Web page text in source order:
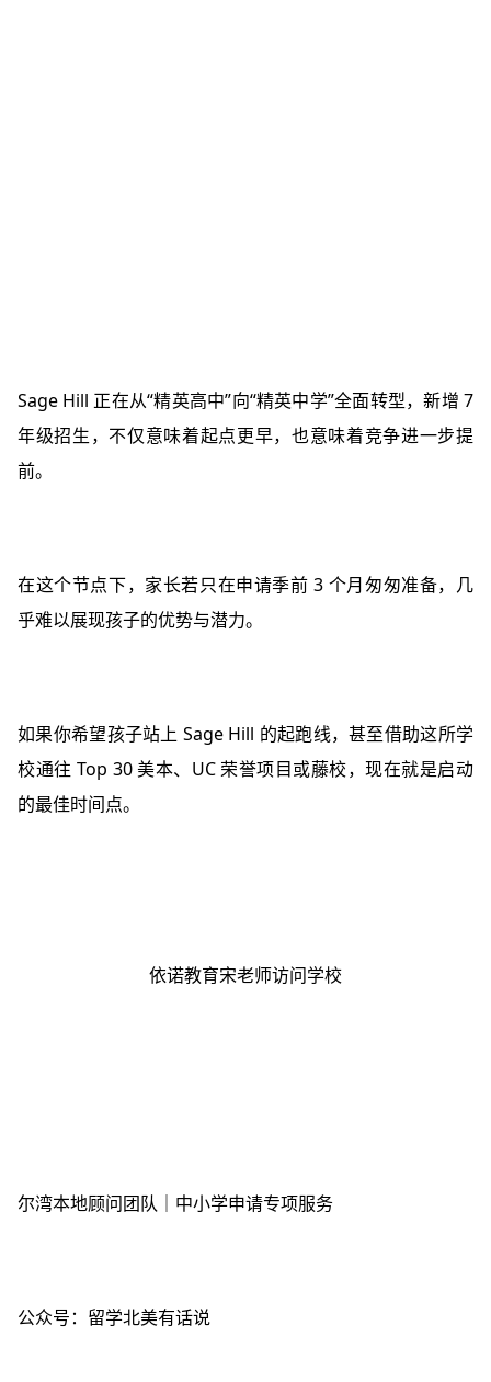
Sage Hill 正在从“精英高中”向“精英中学”全面转型，新增 7
年级招生，不仅意味着起点更早，也意味着竞争进一步提
前。
在这个节点下，家长若只在申请季前 3 个月匆匆准备，几
乎难以展现孩子的优势与潜力。
如果你希望孩子站上 Sage Hill 的起跑线，甚至借助这所学
校通往 Top 30 美本、UC 荣誉项目或藤校，现在就是启动
的最佳时间点。
依诺教育宋老师访问学校
尔湾本地顾问团队｜中小学申请专项服务
公众号：留学北美有话说